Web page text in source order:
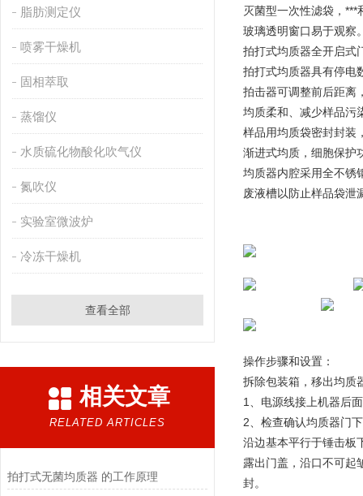
脂肪测定仪
喷雾干燥机
固相萃取
蒸馏仪
水质硫化物酸化吹气仪
氮吹仪
实验室微波炉
冷冻干燥机
查看全部
相关文章
RELATED ARTICLES
拍打式无菌均质器 的工作原理
灭菌型一次性滤袋，
玻璃透明窗口易于观察
拍打式均质器全开启式
拍打式均质器具有停电
拍击器可调整前后距离
均质柔和、减少样品污
样品用均质袋密封封装
渐进式均质，细胞保护
均质器内腔采用全不锈
废液槽以防止样品袋泄
操作步骤和设置：
拆除包装箱，移出均质
1、电源线接上机器后
2、检查确认均质器门
沿边基本平行于锤击板
露出门盖，沿口不可起
封。